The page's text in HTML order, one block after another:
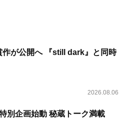
作が公開へ 『still dark』と同時
2026.08.06
別企画始動 秘蔵トーク満載